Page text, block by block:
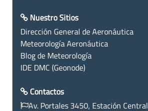
Nuestro Sitios
Dirección General de Aeronáutica
Meteorología Aeronáutica
Blog de Meteorología
IDE DMC (Geonode)
Contactos
Av. Portales 3450, Estación Central